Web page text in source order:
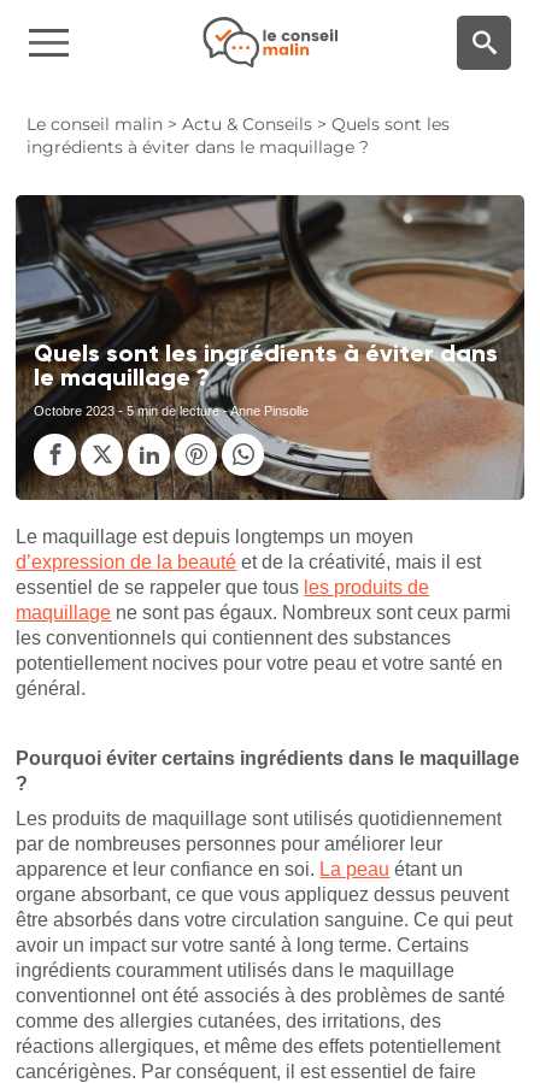
Le conseil malin >Actu & Conseils >Quels sont les
ingrédients à éviter dans le maquillage ?
Quels sont les ingrédients à éviter dans
le maquillage ?
Octobre 2023- 5 min de lecture - Anne Pinsolle
Le maquillage est depuis longtemps un moyen
d’expression de la beauté et de la créativité, mais il est
essentiel de se rappeler que tous les produits de
maquillage ne sont pas égaux. Nombreux sont ceux parmi
les conventionnels qui contiennent des substances
potentiellement nocives pour votre peau et votre santé en
général.
Pourquoi éviter certains ingrédients dans le maquillage
?
Les produits de maquillage sont utilisés quotidiennement
par de nombreuses personnes pour améliorer leur
apparence et leur confiance en soi. La peau étant un
organe absorbant, ce que vous appliquez dessus peuvent
être absorbés dans votre circulation sanguine. Ce qui peut
avoir un impact sur votre santé à long terme. Certains
ingrédients couramment utilisés dans le maquillage
conventionnel ont été associés à des problèmes de santé
comme des allergies cutanées, des irritations, des
réactions allergiques, et même des effets potentiellement
cancérigènes. Par conséquent, il est essentiel de faire